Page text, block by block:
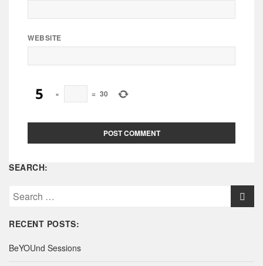
WEBSITE
× = 30
SEARCH:
S
a
c
RECENT POSTS:
BeYOUnd Sessions